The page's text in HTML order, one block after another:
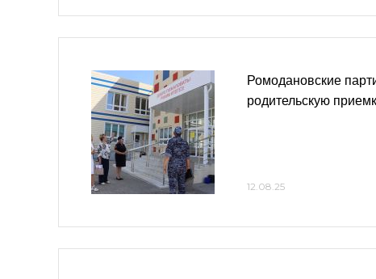
Ромодановские
родительскую
12.08.25